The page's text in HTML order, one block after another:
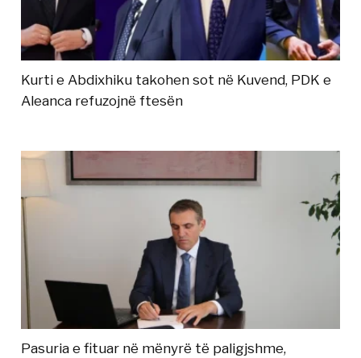
Kurti e Abdixhiku takohen sot në Kuvend, PDK e
Aleanca refuzojnë ftesën
Pasuria e fituar në mënyrë të paligjshme,